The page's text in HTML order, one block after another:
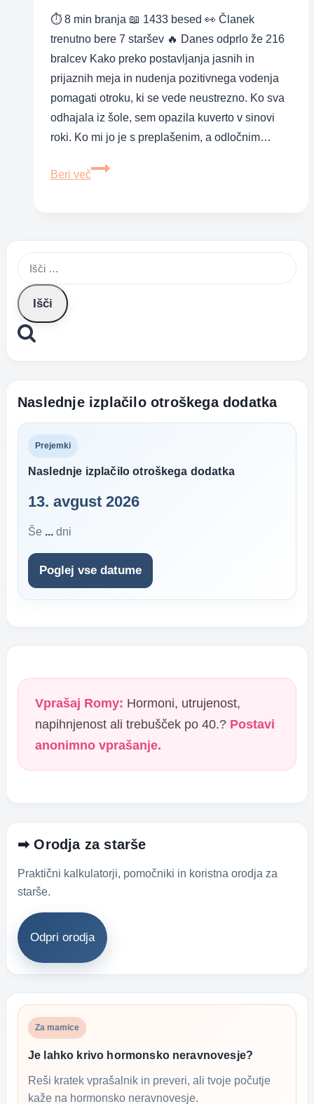
⏱ 8 min branja 📖 1433 besed 👀 Članek
trenutno bere 7 staršev 🔥 Danes odprlo že 216
bralcev Kako preko postavljanja jasnih in
prijaznih meja in nudenja pozitivnega vodenja
pomagati otroku, ki se vede neustrezno. Ko sva
odhajala iz šole, sem opazila kuverto v sinovi
roki. Ko mi jo je s preplašenim, a odločnim…
Beri več
Spodbujanje
izpade
Išči:
Naslednje izplačilo otroškega dodatka
Prejemki
Naslednje izplačilo otroškega dodatka
13. avgust 2026
Še ... dni
Poglej vse datume
Vprašaj Romy: Hormoni, utrujenost,
napihnjenost ali trebušček po 40.? Postavi
anonimno vprašanje.
➡ Orodja za starše
Praktični kalkulatorji, pomočniki in koristna orodja za
starše.
Odpri orodja
Za mamice
Je lahko krivo hormonsko neravnovesje?
Reši kratek vprašalnik in preveri, ali tvoje počutje
kaže na hormonsko neravnovesje.